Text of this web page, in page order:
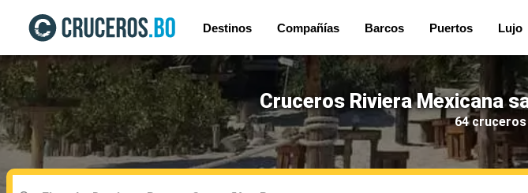
Destinos Compañías Barcos Puertos Lujo
Cruceros Riviera Mexicana
64